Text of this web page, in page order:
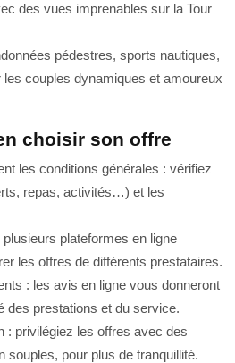
des vues imprenables sur la Tour
pédestres, sports nautiques,
couples dynamiques et amoureux
choisir son offre
les conditions générales : vérifiez
repas, activités…) et les
plateformes en ligne
les offres de différents prestataires.
: les avis en ligne vous donneront
des prestations et du service.
: privilégiez les offres avec des
souples, pour plus de tranquillité.